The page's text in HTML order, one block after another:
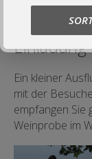
Einladung
Ein kleiner
mit der
empfangen Sie
Weinprobe im